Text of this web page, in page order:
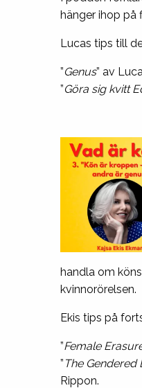
hänger ihop på
Lucas tips till
”Genus” av
”Göra sig kvitt
handla om
kvinnorörelsen.
Ekis tips på
”Female
” The
Rippon.